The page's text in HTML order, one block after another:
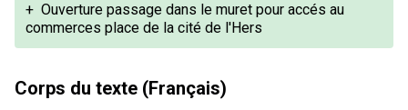
+ Ouverture passage dans le muret pour accés au
commerces place de la cité de l'Hers
Corps du texte (Français)